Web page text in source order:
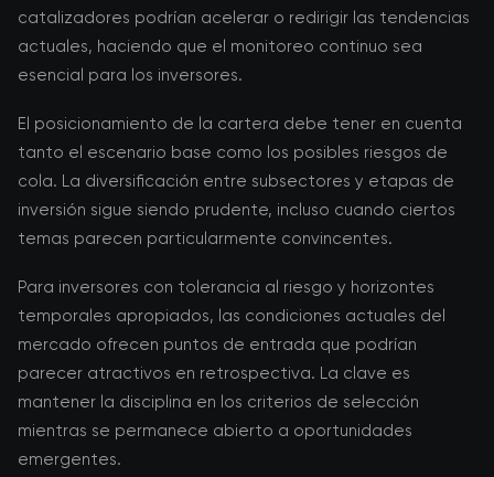
catalizadores podrían acelerar o redirigir las tendencias
actuales, haciendo que el monitoreo continuo sea
esencial para los inversores.
El posicionamiento de la cartera debe tener en cuenta
tanto el escenario base como los posibles riesgos de
cola. La diversificación entre subsectores y etapas de
inversión sigue siendo prudente, incluso cuando ciertos
temas parecen particularmente convincentes.
Para inversores con tolerancia al riesgo y horizontes
temporales apropiados, las condiciones actuales del
mercado ofrecen puntos de entrada que podrían
parecer atractivos en retrospectiva. La clave es
mantener la disciplina en los criterios de selección
mientras se permanece abierto a oportunidades
emergentes.